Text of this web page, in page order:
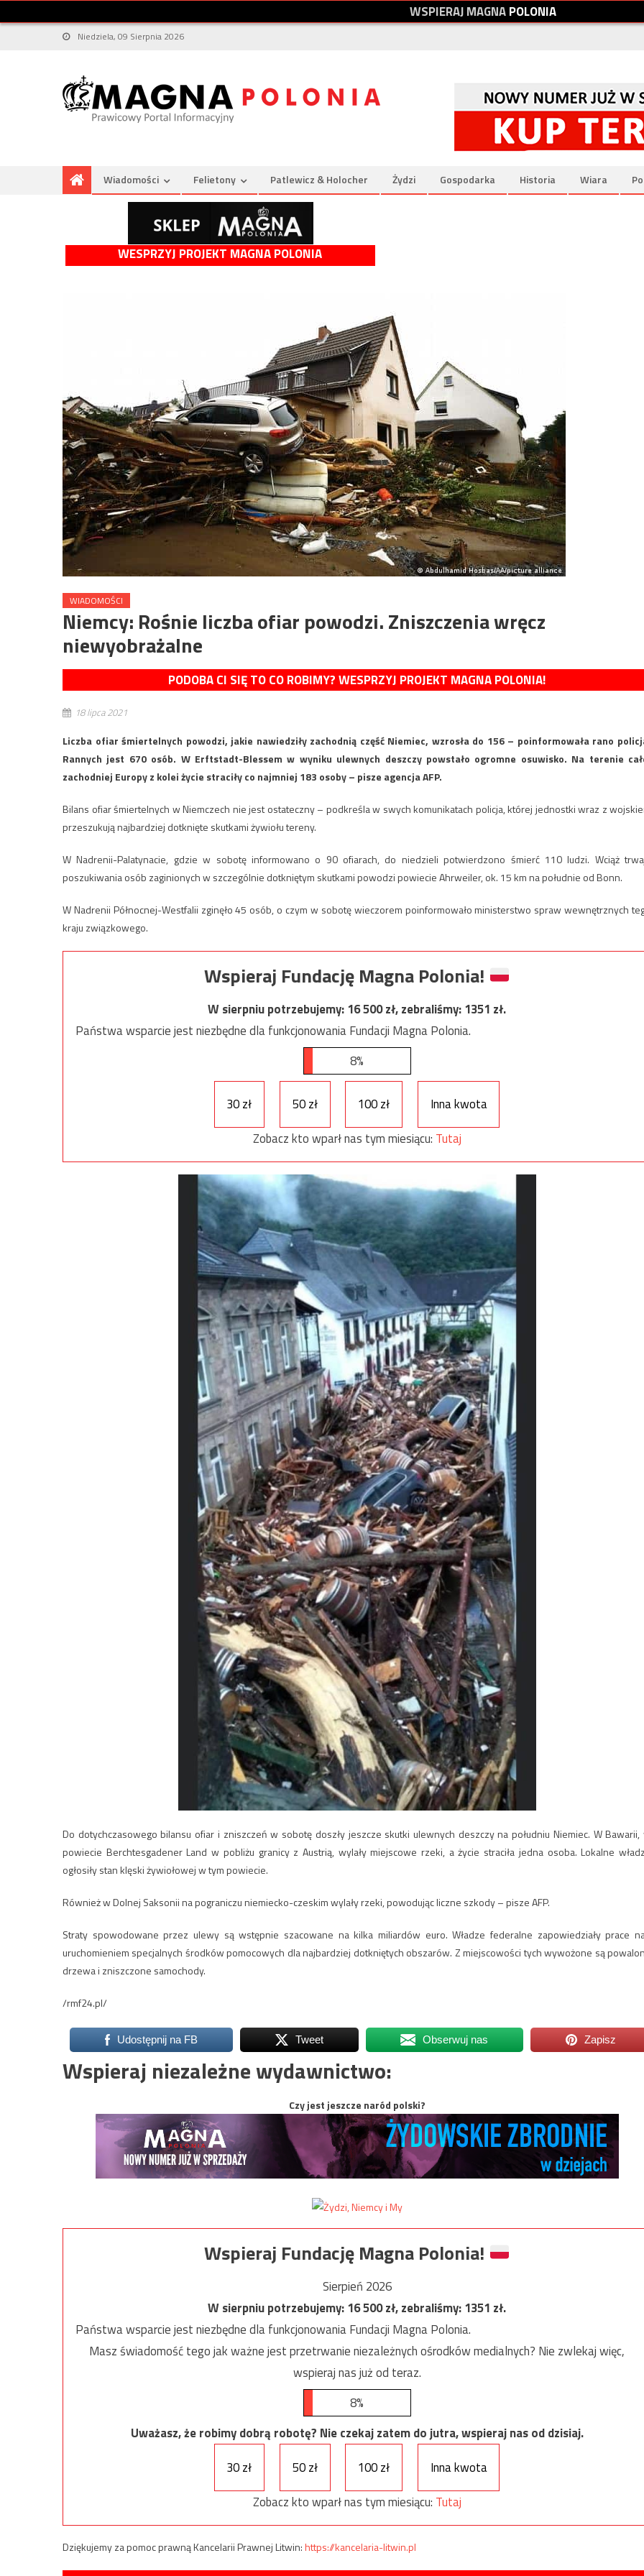
WSPIERAJMAGNAPOLONIA
Niedziela, 09 Sierpnia 2026
Wiadomości Felietony Patlewicz & Holocher Żydzi Gospodarka Historia Wiara
WESPRZYJ PROJEKT MAGNA POLONIA
WIADOMOŚCI
Niemcy: Rośnie liczba ofiar powodzi. Zniszczenia wręcz
niewyobrażalne
PODOBA CI SIĘ TO CO ROBIMY? WESPRZYJ PROJEKT MAGNA POLONIA!
18 lipca 2021
Liczba ofiar śmiertelnych powodzi, jakie nawiedziły zachodnią część Niemiec, wzrosła do 156 – poinformowała rano
Rannych jest 670 osób. W Erftstadt-Blessem w wyniku ulewnych deszczy powstało ogromne osuwisko. Na terenie
zachodniej Europy z kolei życie straciły co najmniej 183 osoby – pisze agencja AFP.
Bilans ofiar śmiertelnych w Niemczech nie jest ostateczny – podkreśla w swych komunikatach policja, której jednostki wraz z
przeszukują najbardziej dotknięte skutkami żywiołu tereny.
W Nadrenii-Palatynacie, gdzie w sobotę informowano o 90 ofiarach, do niedzieli potwierdzono śmierć 110 ludzi. Wciąż
poszukiwania osób zaginionych w szczególnie dotkniętym skutkami powodzi powiecie Ahrweiler, ok. 15 km na południe od Bonn.
W Nadrenii Północnej-Westfalii zginęło 45 osób, o czym w sobotę wieczorem poinformowało ministerstwo spraw wewnętrznych
kraju związkowego.
Wspieraj Fundację Magna Polonia!
W sierpniu potrzebujemy:16 500zł, zebraliśmy:1351 zł.
Państwa wsparcie jest niezbędne dla funkcjonowania Fundacji Magna Polonia.
8%
30 zł 50 zł 100 zł
Inna kwota
Zobacz kto wparł nas tym miesiącu: Tutaj
Do dotychczasowego bilansu ofiar i zniszczeń w sobotę doszły jeszcze skutki ulewnych deszczy na południu Niemiec. W Bawarii,
powiecie Berchtesgadener Land w pobliżu granicy z Austrią, wylały miejscowe rzeki, a życie straciła jedna osoba. Lokalne
ogłosiły stan klęski żywiołowej w tym powiecie.
Również w Dolnej Saksonii na pograniczu niemiecko-czeskim wylały rzeki, powodując liczne szkody – pisze AFP.
Straty spowodowane przez ulewy są wstępnie szacowane na kilka miliardów euro. Władze federalne zapowiedziały prace
uruchomieniem specjalnych środków pomocowych dla najbardziej dotkniętych obszarów. Z miejscowości tych wywożone są
drzewa i zniszczone samochody.
/rmf24.pl/
Udostępnij na FB Tweet Obserwuj nas Zapisz
Wspieraj niezależne wydawnictwo:
Czy jest jeszcze naród polski?
Wspieraj Fundację Magna Polonia!
Sierpień 2026
W sierpniu potrzebujemy:16 500zł, zebraliśmy:1351 zł.
Państwa wsparcie jest niezbędne dla funkcjonowania Fundacji Magna Polonia.
Masz świadomość tego jak ważne jest przetrwanie niezależnych ośrodków medialnych? Nie zwlekaj więc,
wspieraj nas już od teraz.
8%
Uważasz, że robimy dobrą robotę? Nie czekaj zatem do jutra, wspieraj nas od dzisiaj.
30 zł
50 zł 100 zł
Inna kwota
Zobacz kto wparł nas tym miesiącu: Tutaj
Dziękujemy za pomoc prawną Kancelarii Prawnej Litwin:https://kancelaria-litwin.pl